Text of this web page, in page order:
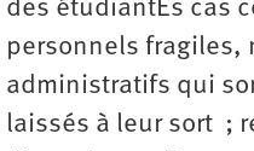
des étudiantEs cas
personnels fragiles,
administratifs qui
laissés à leur sort ;